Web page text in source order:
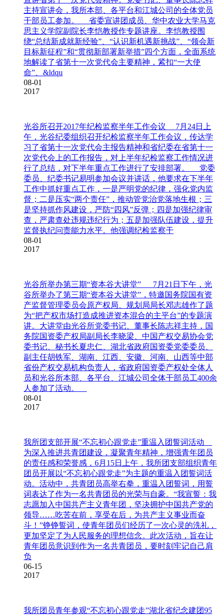
主持宣讲会，我所本部、各平台和江城公司的全体党员
干部员工参加。 省委宣讲团成员、华中农业大学马克
思主义学院副院长李恺教授作专题讲座。李恺教授围
绕“总结新成就新经验”、“认识新机遇新挑战”、“领会新
目标新征程”和“贯彻新部署新举措”四个方面，全面系统
地解读了省第十一次党代会主要精神，紧扣“一大使
命”、&ldqu
08-01
2017
光谷所召开2017年纪检监察半年工作会议
7月24日上
午，光谷纪委组织召开纪检监察半年工作会议，传达学
习了省第十一次党代会主报告精神和省纪委在省第十一
次党代会上的工作报告，对上半年纪检监察工作情况进
行了总结，对下半年重点工作进行了安排部署。 党委
委员、纪委书记易明参加会议并讲话，他要求在下半年
工作中抓好重点工作，一是严明党的纪律，强化党内监
督；二是压实“两个责任”，推动管党治党落地生根；三
是坚持抓作风建设，严防“四风”反弹；四是加强纪律审
查，严肃查处违规违纪行为；五是加强队伍建设，提升
监督执纪问责能力水平。他强调纪检监察干
08-01
2017
光谷所举办第三期“资本谷大讲堂”
7月21日下午，光
谷所举办了第三期“资本谷大讲堂”，特邀国务院国有资
产监督管理委员会原产权局、规划局局长邓志雄作了题
为“把产权市场打造成推进资本混合的主平台”的专题演
讲。大讲堂由光谷所党委书记、董事长陈志祥主持，国
务院国资委产权局副局长李晓梁、中国产权交易协会党
委书记、秘书长夏忠仁、湖北省政府国资委党委委员、
副主任胡铁军、湖南、江西、安徽、河南、山西等中部
省份产权交易机构负责人，省政府国资委产权处全体人
员和光谷所本部、各平台、江城公司全体干部员工400余
人参加了活动。
08-01
2017
我所团支部开展“不忘初心跟党走”重温入团誓词活动
为深入推进共青团建设，凝聚青年精神，增强青年团员
的责任感和荣誉感，6月15日上午，我所团支部组织青年
团员开展以“不忘初心跟党走”为主题的重温入团誓词活
动。活动中，共青团员高举右拳，重温入团誓词，用誓
词表达了作为一名共青团员的光荣与自豪。“我宣誓：我
志愿加入中国共产主义青年团，坚决拥护中国共产党的
领导……吃苦在前，享受在后，为共产主义事业而奋
斗！”铮铮誓词，使青年团员们经历了一次心灵的洗礼，
更加坚定了为人民服务的理想信念。此次活动，旨在让
青年团员意识到作为一名共青团员，要时刻牢记自己肩
负
06-15
2017
我所团员青年参观“不忘初心跟党走”湖北省纪念建团95